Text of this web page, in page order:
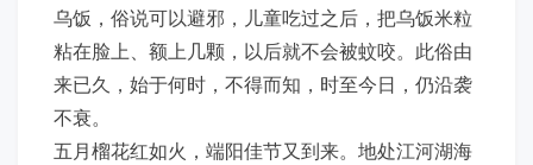
乌饭，俗说可以避邪，儿童吃过之后，把乌饭米粒
粘在脸上、额上几颗，以后就不会被蚊咬。此俗由
来已久，始于何时，不得而知，时至今日，仍沿袭
不衰。
五月榴花红如火，端阳佳节又到来。地处江河湖海